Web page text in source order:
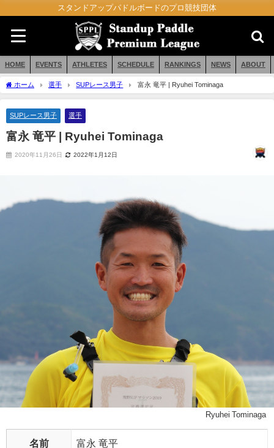
スタンドアップパドルボードのプロ競技団体
HOME EVENTS ATHLETES SCHEDULE RANKINGS NEWS ABOUT
ホーム 選手 SUPレース男子 富永 竜平 | Ryuhei Tominaga
SUPレース男子 選手
富永 竜平 | Ryuhei Tominaga
2020年11月26日 2022年1月12日
Ryuhei Tominaga
名前 富永 竜平